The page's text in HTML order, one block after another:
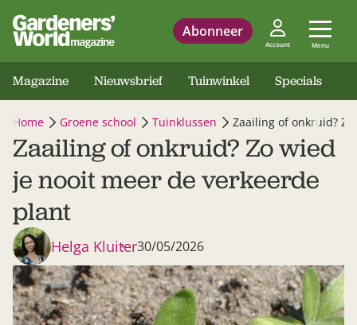
Abonneer
Account Menu
Magazine Nieuwsbrief Tuinwinkel Specials
Home Groene school Tuinklussen Zaailing of onkruid?
Zaailing of onkruid? Zo wied
je nooit meer de verkeerde
plant
Helga Kluiter30/05/2026